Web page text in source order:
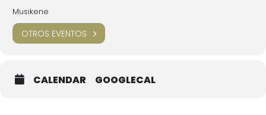
Musikene
OTROS EVENTOS
CALENDAR GOOGLECAL